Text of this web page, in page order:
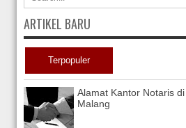
ARTIKEL BARU
Terpopuler
Alamat Kantor Notaris
Malang